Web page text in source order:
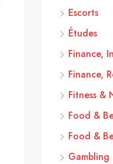
Escorts
Études
Finance,
Finance,
Fitness &
Food &
Food &
Gambling